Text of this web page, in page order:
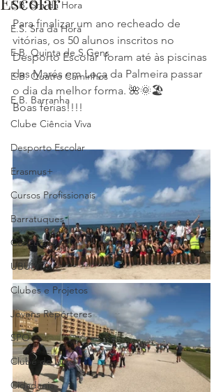
E.B. Sra da Hora
E.S. Sra da Hora
E.B. Quinta de S.Gens
E.B. Quatro Caminhos
E.B. Barranha
Clube Ciência Viva
Desporto Escolar
Erasmus+
Cursos Profissionais
Barratuques
Concursos
UBUNTU
Clubes e Projetos
Jovens Repórteres
SPO
Clube do Livro
Cidadania
Para finalizar um ano recheado de
vitórias, os 50 alunos inscritos no
Desporto Escolar  foram até às piscinas
das Marés em Leça da Palmeira passar
o dia da melhor forma. 🌺🌞🏖️
Boas férias!!!!